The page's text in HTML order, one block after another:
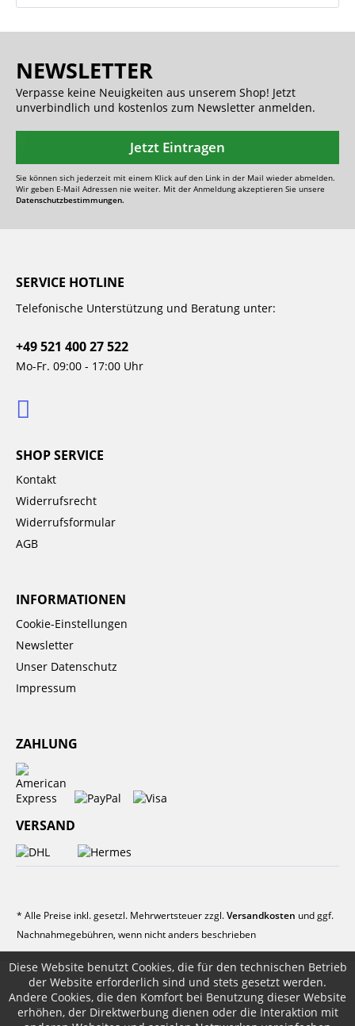
NEWSLETTER
Verpasse keine Neuigkeiten aus unserem Shop! Jetzt
unverbindlich und kostenlos zum Newsletter anmelden.
Jetzt Eintragen
Sie können sich jederzeit mit einem Klick auf den Link in der Mail wieder abmelden.
Wir geben E-Mail Adressen nie weiter. Mit der Anmeldung akzeptieren Sie unsere
Datenschutzbestimmungen.
SERVICE HOTLINE
Telefonische Unterstützung und Beratung unter:
+49 521 400 27 522
Mo-Fr. 09:00 - 17:00 Uhr
SHOP SERVICE
Kontakt
Widerrufsrecht
Widerrufsformular
AGB
INFORMATIONEN
Cookie-Einstellungen
Newsletter
Unser Datenschutz
Impressum
ZAHLUNG
VERSAND
* Alle Preise inkl. gesetzl. Mehrwertsteuer zzgl.Versandkosten und ggf.
Nachnahmegebühren, wenn nicht anders beschrieben
Diese Website benutzt Cookies, die für den technischen Betrieb
der Website erforderlich sind und stets gesetzt werden.
Andere Cookies, die den Komfort bei Benutzung dieser Website
erhöhen, der Direktwerbung dienen oder die Interaktion mit